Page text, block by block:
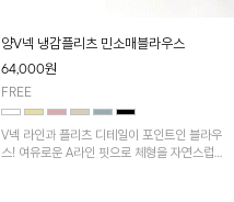
양V넥 냉감플리츠 민소매블라우스
64,000원
FREE
V넥 라인과 플리츠 디테일이 포인트인 블라우
스! 여유로운 A라인 핏으로 체형을 자연스럽게